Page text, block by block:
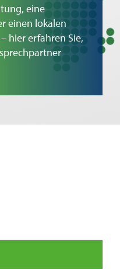
eine
einen lokalen
hier erfahren Sie,